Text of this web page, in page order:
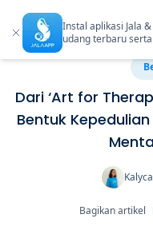
Instal aplikasi Jala
udang terbaru
Dari ‘Art for
Bentuk
Bagikan artikel